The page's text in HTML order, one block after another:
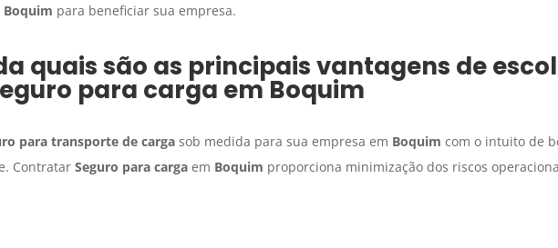
Boquim para beneficiar sua empresa.
quais são as principais vantagens de
para carga emBoquim
para transporte de cargasob medida para sua empresa em Boquim com o intuito de
Contratar Seguro para cargaem Boquim proporciona minimização dos riscos